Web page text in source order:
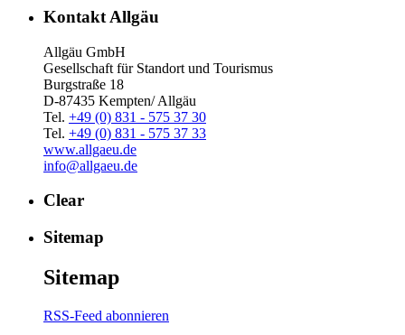
Kontakt Allgäu
Allgäu GmbH
Gesellschaft für Standort und Tourismus
Burgstraße 18
D-87435 Kempten/ Allgäu
Tel. +49 (0) 831 - 575 37 30
Tel. +49 (0) 831 - 575 37 33
www.allgaeu.de
info@allgaeu.de
Clear
Sitemap
Sitemap
RSS-Feed abonnieren